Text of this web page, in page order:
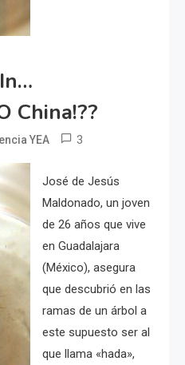
China!??
YEA 3
José de Jesús
Maldonado, un joven
de 26 años que vive
en Guadalajara
(México), asegura
que descubrió en las
ramas de un árbol a
este supuesto ser al
que llama «hada»,